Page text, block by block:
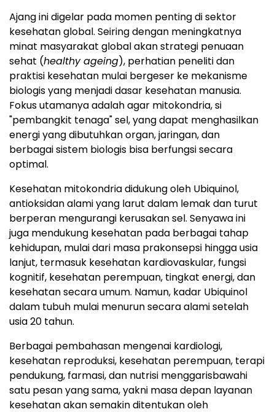
Ajang ini digelar pada momen penting di sektor
kesehatan global. Seiring dengan meningkatnya
minat masyarakat global akan strategi penuaan
sehat (healthy ageing), perhatian peneliti dan
praktisi kesehatan mulai bergeser ke mekanisme
biologis yang menjadi dasar kesehatan manusia.
Fokus utamanya adalah agar mitokondria, si
"pembangkit tenaga" sel, yang dapat menghasilkan
energi yang dibutuhkan organ, jaringan, dan
berbagai sistem biologis bisa berfungsi secara
optimal.
Kesehatan mitokondria didukung oleh Ubiquinol,
antioksidan alami yang larut dalam lemak dan turut
berperan mengurangi kerusakan sel. Senyawa ini
juga mendukung kesehatan pada berbagai tahap
kehidupan, mulai dari masa prakonsepsi hingga usia
lanjut, termasuk kesehatan kardiovaskular, fungsi
kognitif, kesehatan perempuan, tingkat energi, dan
kesehatan secara umum. Namun, kadar Ubiquinol
dalam tubuh mulai menurun secara alami setelah
usia 20 tahun.
Berbagai pembahasan mengenai kardiologi,
kesehatan reproduksi, kesehatan perempuan, terapi
pendukung, farmasi, dan nutrisi menggarisbawahi
satu pesan yang sama, yakni masa depan layanan
kesehatan akan semakin ditentukan oleh